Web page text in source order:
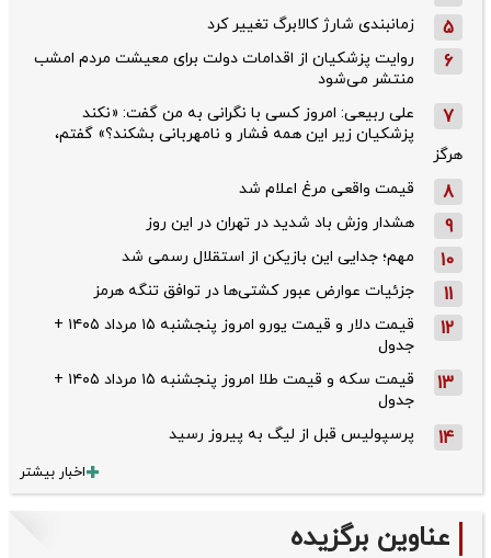
5 زمانبندی شارژ کالابرگ تغییر کرد
6
روایت پزشکیان از اقدامات دولت برای معیشت مردم امشب
منتشر می‌شود
7
علی ربیعی: امروز کسی با نگرانی به من گفت: «نکند
پزشکیان زیر این همه فشار و نامهربانی بشکند؟» گفتم،
هرگز
8 قیمت واقعی مرغ اعلام شد
9 هشدار وزش باد شدید در تهران در این روز
10 مهم؛ جدایی این بازیکن از استقلال رسمی شد
11 جزئیات عوارض عبور کشتی‌ها در توافق تنگه هرمز
12
قیمت دلار و قیمت یورو امروز پنجشنبه ۱۵ مرداد ۱۴۰۵ +
جدول
13
قیمت سکه و قیمت طلا امروز پنجشنبه ۱۵ مرداد ۱۴۰۵ +
جدول
14 پرسپولیس قبل از لیگ به پیروز رسید
اخبار بیشتر
عناوین برگزیده